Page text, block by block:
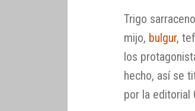
Trigo
mijo, bulgur,
los
hecho, así se
por la editorial